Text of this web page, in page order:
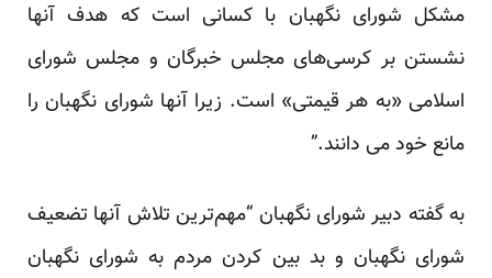
مشکل شورای نگهبان با کسانی است که هدف آنها
نشستن بر کرسی‌های مجلس خبرگان و مجلس شورای
اسلامی «به هر قیمتی» است. زیرا آنها شورای نگهبان را
مانع خود می دانند.”
به گفته دبیر شورای نگهبان “مهم‌ترین تلاش آنها تضعیف
شورای نگهبان و بد بین کردن مردم به شورای نگهبان